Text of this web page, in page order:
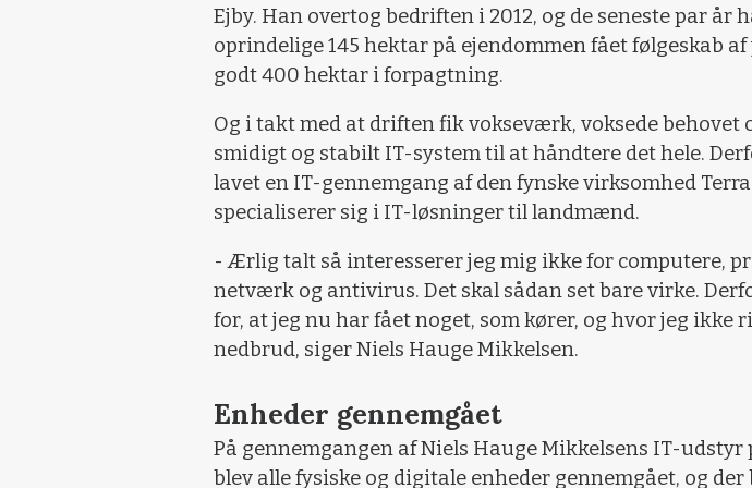
Ejby. Han overtog bedriften i 2012, og de seneste par år
oprindelige 145 hektar på ejendommen fået følgeskab
godt 400 hektar i forpagtning.
Og i takt med at driften fik vokseværk, voksede behovet
smidigt og stabilt IT-system til at håndtere det hele.
lavet en IT-gennemgang af den fynske virksomhed
specialiserer sig i IT-løsninger til landmænd.
- Ærlig talt så interesserer jeg mig ikke for computere,
netværk og antivirus. Det skal sådan set bare virke.
for, at jeg nu har fået noget, som kører, og hvor jeg ikke
nedbrud, siger Niels Hauge Mikkelsen.
Enheder gennemgået
På gennemgangen af Niels Hauge Mikkelsens IT-udstyr
blev alle fysiske og digitale enheder gennemgået, og der